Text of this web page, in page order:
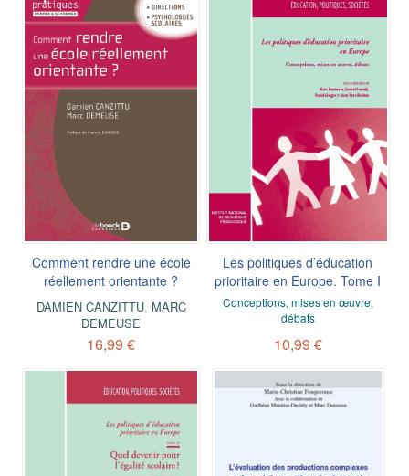
Comment rendre une école
réellement orientante ?
DAMIEN CANZITTU, MARC
DEMEUSE
16,99 €
Les politiques d’éducation
prioritaire en Europe. Tome I
Conceptions, mises en œuvre,
débats
10,99 €